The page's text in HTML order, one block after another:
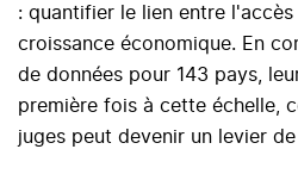
: quantifier le lien entre
croissance économique. En
de données pour 143 pays,
première fois à cette échelle,
juges peut devenir un levier